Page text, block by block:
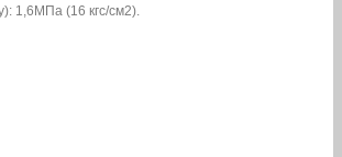
1,6МПа (16 кгс/см2).